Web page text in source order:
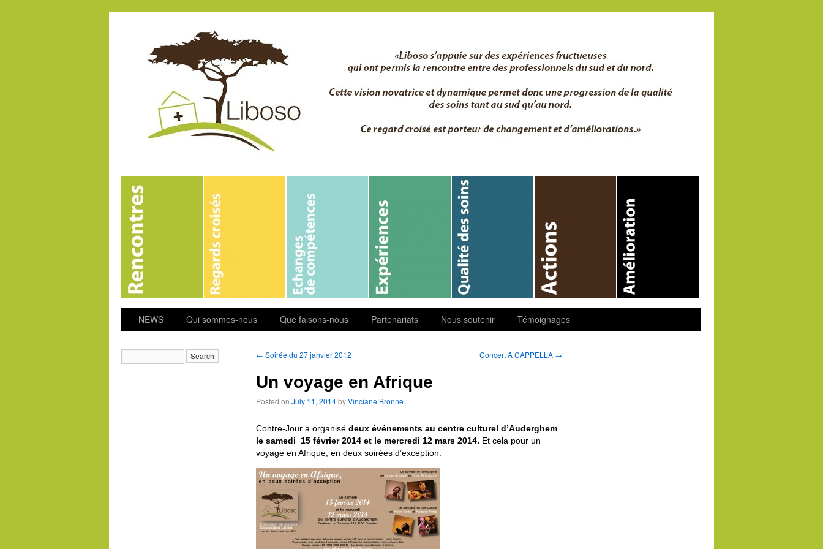
NEWS Qui sommes-nous Que faisons-nous Partenariats Nous soutenir Témoignages
← Soirée du 27 janvier 2012 Concert A CAPPELLA →
Un voyage en Afrique
Posted on July 11, 2014byVinciane Bronne
Contre-Jour a organisé deux événements au centre culturel d’Auderghem
le samedi 15 février 2014 et le mercredi 12 mars 2014. Et cela pour un
voyage en Afrique, en deux soirées d’exception.